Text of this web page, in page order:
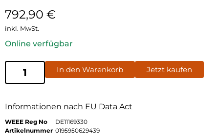
792,90 €
inkl. MwSt.
Online verfügbar
In den Warenkorb Jetzt kaufen
Informationen nach EU Data Act
WEEE Reg No
DE11169330
Artikelnummer 0195950629439